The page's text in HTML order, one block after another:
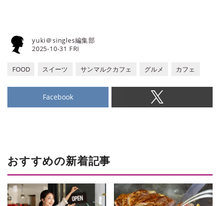
2025-10-31 FRI
yuki＠singles編集部
FOOD スイーツ サンマルクカフェ グルメ カフェ
Facebook
おすすめの新着記事